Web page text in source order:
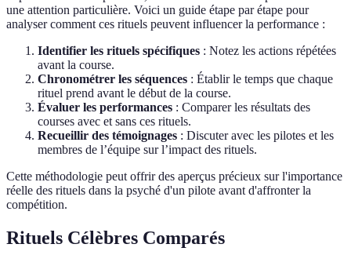
une attention particulière. Voici un guide étape par étape pour
analyser comment ces rituels peuvent influencer la performance :
Identifier les rituels spécifiques : Notez les actions répétées
avant la course.
Chronométrer les séquences : Établir le temps que chaque
rituel prend avant le début de la course.
Évaluer les performances : Comparer les résultats des
courses avec et sans ces rituels.
Recueillir des témoignages : Discuter avec les pilotes et les
membres de l’équipe sur l’impact des rituels.
Cette méthodologie peut offrir des aperçus précieux sur l'importance
réelle des rituels dans la psyché d'un pilote avant d'affronter la
compétition.
Rituels Célèbres Comparés